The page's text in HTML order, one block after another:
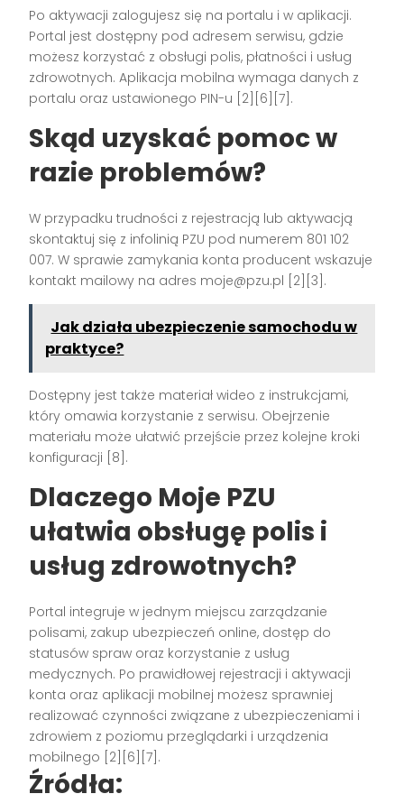
Po aktywacji zalogujesz się na portalu i w aplikacji.
Portal jest dostępny pod adresem serwisu, gdzie
możesz korzystać z obsługi polis, płatności i usług
zdrowotnych. Aplikacja mobilna wymaga danych z
portalu oraz ustawionego PIN-u [2][6][7].
Skąd uzyskać pomoc w
razie problemów?
W przypadku trudności z rejestracją lub aktywacją
skontaktuj się z infolinią PZU pod numerem 801 102
007. W sprawie zamykania konta producent wskazuje
kontakt mailowy na adres moje@pzu.pl [2][3].
Jak działa ubezpieczenie samochodu w
praktyce?
Dostępny jest także materiał wideo z instrukcjami,
który omawia korzystanie z serwisu. Obejrzenie
materiału może ułatwić przejście przez kolejne kroki
konfiguracji [8].
Dlaczego Moje PZU
ułatwia obsługę polis i
usług zdrowotnych?
Portal integruje w jednym miejscu zarządzanie
polisami, zakup ubezpieczeń online, dostęp do
statusów spraw oraz korzystanie z usług
medycznych. Po prawidłowej rejestracji i aktywacji
konta oraz aplikacji mobilnej możesz sprawniej
realizować czynności związane z ubezpieczeniami i
zdrowiem z poziomu przeglądarki i urządzenia
mobilnego [2][6][7].
Źródła: